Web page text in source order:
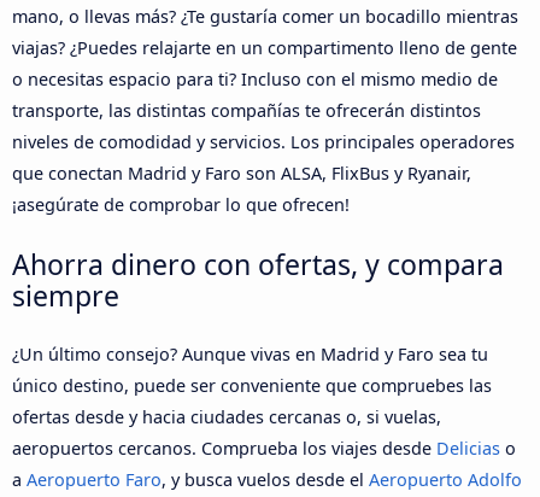
mano, o llevas más? ¿Te gustaría comer un bocadillo mientras
viajas? ¿Puedes relajarte en un compartimento lleno de gente
o necesitas espacio para ti? Incluso con el mismo medio de
transporte, las distintas compañías te ofrecerán distintos
niveles de comodidad y servicios. Los principales operadores
que conectan Madrid y Faro son ALSA, FlixBus y Ryanair,
¡asegúrate de comprobar lo que ofrecen!
Ahorra dinero con ofertas, y compara
siempre
¿Un último consejo? Aunque vivas en Madrid y Faro sea tu
único destino, puede ser conveniente que compruebes las
ofertas desde y hacia ciudades cercanas o, si vuelas,
aeropuertos cercanos. Comprueba los viajes desde Delicias o
a Aeropuerto Faro, y busca vuelos desde el Aeropuerto Adolfo